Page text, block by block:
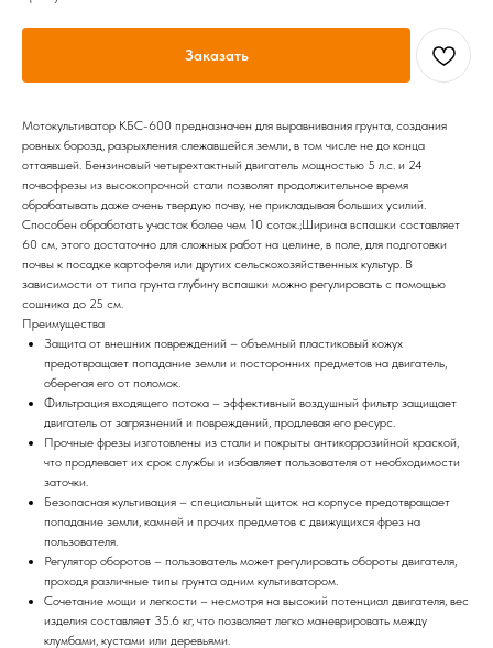
Заказать
Мотокультиватор КБС-600 предназначен для выравнивания грунта, создания
ровных борозд, разрыхления слежавшейся земли, в том числе не до конца
оттаявшей. Бензиновый четырехтактный двигатель мощностью 5 л.с. и 24
почвофрезы из высокопрочной стали позволят продолжительное время
обрабатывать даже очень твердую почву, не прикладывая больших усилий.
Способен обработать участок более чем 10 соток.;Ширина вспашки составляет
60 см, этого достаточно для сложных работ на целине, в поле, для подготовки
почвы к посадке картофеля или других сельскохозяйственных культур. В
зависимости от типа грунта глубину вспашки можно регулировать с помощью
сошника до 25 см.
Преимущества
Защита от внешних повреждений – объемный пластиковый кожух
предотвращает попадание земли и посторонних предметов на двигатель,
оберегая его от поломок.
Фильтрация входящего потока – эффективный воздушный фильтр защищает
двигатель от загрязнений и повреждений, продлевая его ресурс.
Прочные фрезы изготовлены из стали и покрыты антикоррозийной краской,
что продлевает их срок службы и избавляет пользователя от необходимости
заточки.
Безопасная культивация – специальный щиток на корпусе предотвращает
попадание земли, камней и прочих предметов с движущихся фрез на
пользователя.
Регулятор оборотов – пользователь может регулировать обороты двигателя,
проходя различные типы грунта одним культиватором.
Сочетание мощи и легкости – несмотря на высокий потенциал двигателя, вес
изделия составляет 35.6 кг, что позволяет легко маневрировать между
клумбами, кустами или деревьями.